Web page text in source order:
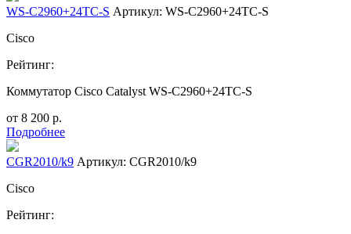
WS-C2960+24TC-S Артикул: WS-C2960+24TC-S
Cisco
Рейтинг:
Коммутатор Cisco Catalyst WS-C2960+24TC-S
от 8 200 р.
Подробнее
CGR2010/k9 Артикул: CGR2010/k9
Cisco
Рейтинг: